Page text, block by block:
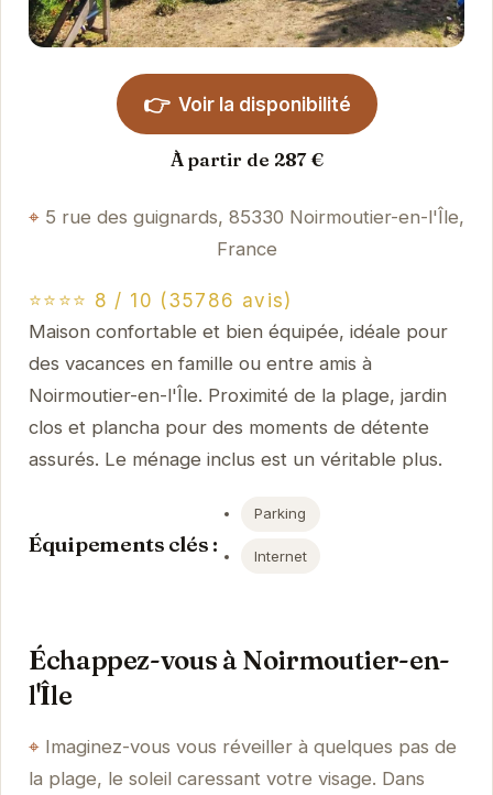
👉 Voir la disponibilité
À partir de 287 €
5 rue des guignards, 85330 Noirmoutier-en-l'Île,
France
⭐⭐⭐⭐ 8 / 10 (35786 avis)
Maison confortable et bien équipée, idéale pour
des vacances en famille ou entre amis à
Noirmoutier-en-l'Île. Proximité de la plage, jardin
clos et plancha pour des moments de détente
assurés. Le ménage inclus est un véritable plus.
Équipements clés :
Parking
Internet
Échappez-vous à Noirmoutier-en-
l'Île
Imaginez-vous vous réveiller à quelques pas de
la plage, le soleil caressant votre visage. Dans